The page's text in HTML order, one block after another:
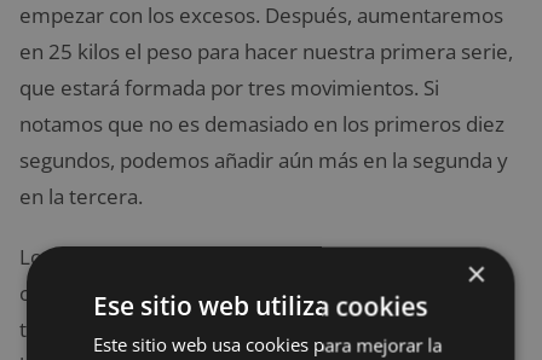
empezar con los excesos. Después, aumentaremos
en 25 kilos el peso para hacer nuestra primera serie,
que estará formada por tres movimientos. Si
notamos que no es demasiado en los primeros diez
segundos, podemos añadir aún más en la segunda y
en la tercera.
Los movimientos es posible que solo lleguen a
completarse
en un 33%
, eso sí, manteniendo en
todo momento el control de la barra. Si ejecutamos
×
Ese sitio web utiliza cookies
Este sitio web usa cookies para mejorar la